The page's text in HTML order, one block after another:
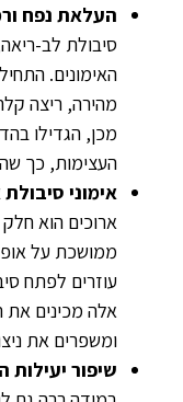
העלאת נפח
סיבולת לב-
האימונים.
מהירה, ריצה
מכן, הגדילו
העצימות, כך
אימוני
ארוכים הוא
ממושכת על
עוזרים לפתח
אלה מכינים
ומשפרים את
שיפור יעילות